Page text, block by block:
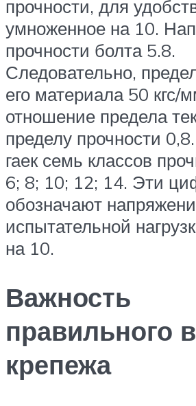
прочности, для
умноженное на 10.
прочности болта 5.8.
Следовательно,
его материала 50 кгс/
отношение предела
пределу прочности
гаек семь классов
6; 8; 10; 12; 14. Эти
обозначают
испытательной
на 10.
Важность
правильного
крепежа